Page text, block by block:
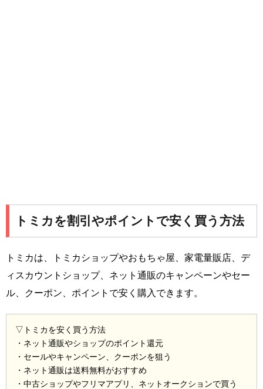
トミカを割引やポイントで安く買う方法
トミカは、トミカショップやおもちゃ屋、家電量販店、デ
ィスカウントショップ、ネット通販のキャンペーンやセー
ル、クーポン、ポイントで安く購入できます。
▽トミカを安く買う方法
・ネット通販やショップのポイント還元
・セールやキャンペーン、クーポンを狙う
・ネット通販は送料無料がおすすめ
・中古ショップやフリマアプリ、ネットオークションで買う